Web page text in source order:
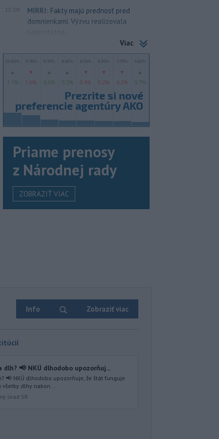
15:09
MIRRI: Fakty majú prednosť pred
domnienkami. Výzvu realizovala
samostatná...
Viac
Priame prenosy
z Národnej rady
ZOBRAZIŤ VIAC
Info Zobraziť viac
dlh? 📢 NKÚ dlhodobo upozorňuj...
📢 NKÚ dlhodobo upozorňuje, že štát funguje
všetky dlhy nakon...
úrad SR